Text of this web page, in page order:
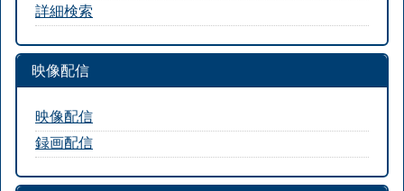
詳細検索
映像配信
映像配信
録画配信